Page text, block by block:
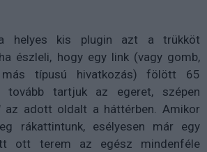
helyes kis plugin azt a trükköt
észleli, hogy egy link (vagy gomb,
más típusú hivatkozás) fölött 65
tovább tartjuk az egeret, szépen
az adott oldalt a háttérben. Amikor
rákattintunk, esélyesen már egy
ott terem az egész mindenféle